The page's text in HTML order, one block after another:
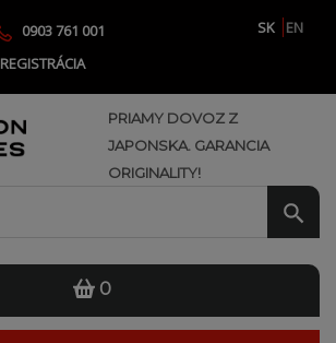
0903 761 001 SK
EN
REGISTRÁCIA
PRIAMY DOVOZ Z
JAPONSKA. GARANCIA
ORIGINALITY!
0